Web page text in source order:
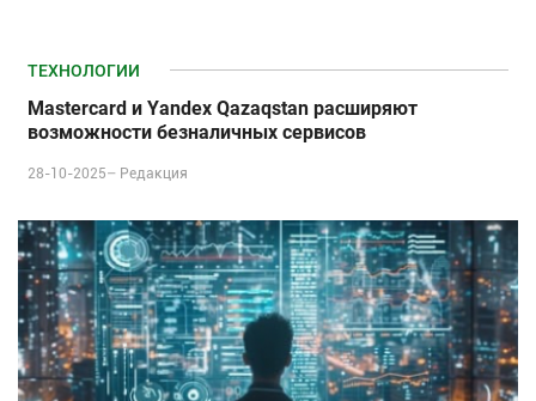
ТЕХНОЛОГИИ
Mastercard и Yandex Qazaqstan расширяют
возможности безналичных сервисов
28-10-2025– Редакция